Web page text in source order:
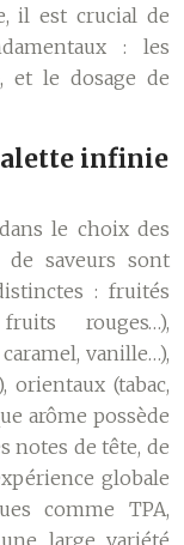
il est crucial de
: les
et le dosage de
infinie
le choix des
de saveurs sont
: fruités
rouges…),
vanille…),
orientaux (tabac,
arôme possède
notes de tête, de
globale
comme TPA,
large variété